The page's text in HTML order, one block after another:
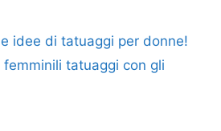
idee di tatuaggi per donne!
tatuaggi con gli